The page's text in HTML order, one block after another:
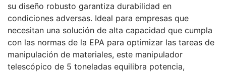
su diseño robusto garantiza durabilidad en
condiciones adversas. Ideal para empresas que
necesitan una solución de alta capacidad que cumpla
con las normas de la EPA para optimizar las tareas de
manipulación de materiales, este manipulador
telescópico de 5 toneladas equilibra potencia,